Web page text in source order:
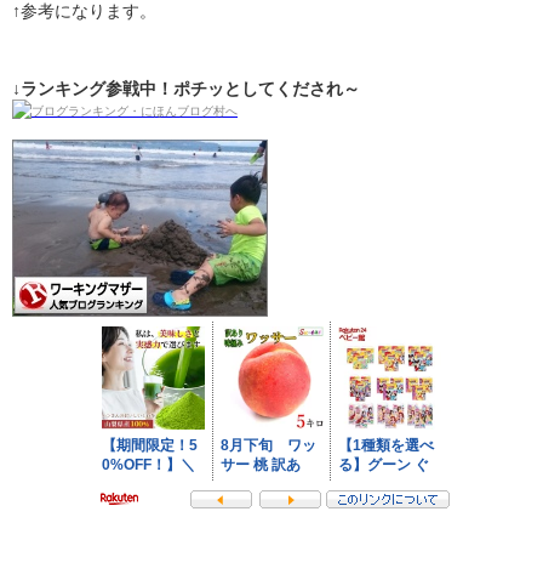
↑参考になります。
↓ランキング参戦中！ポチッとしてくだされ～